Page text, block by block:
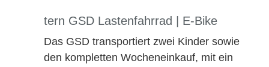
tern GSD Lastenfahrrad | E-Bike
Das GSD transportiert zwei Kinder sowie
den kompletten Wocheneinkauf, mit ein